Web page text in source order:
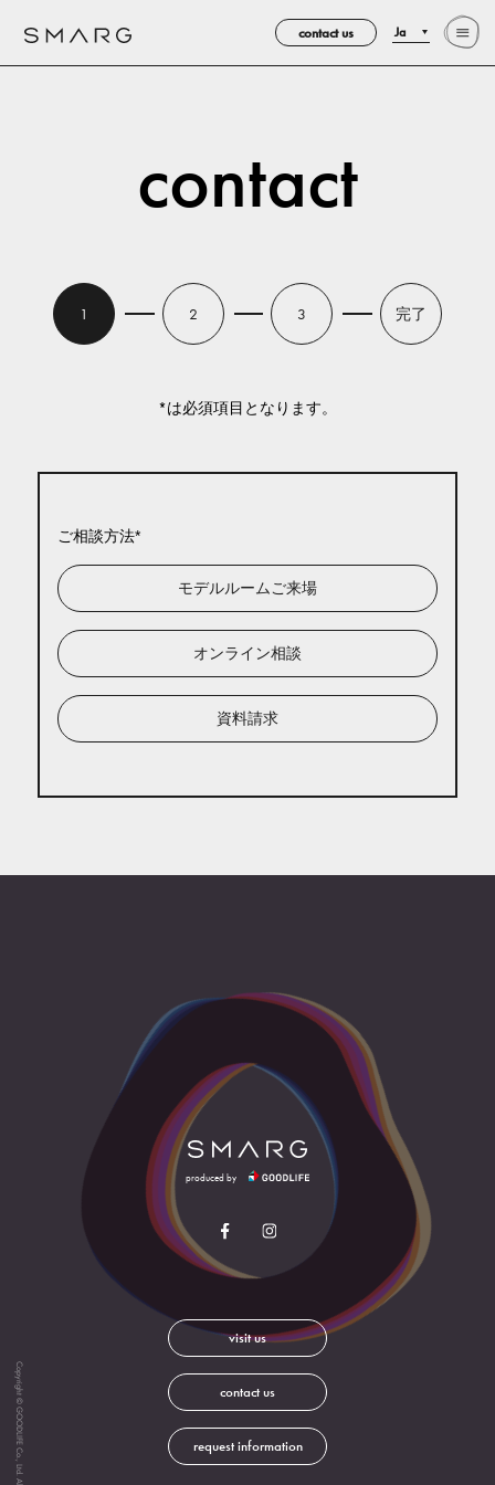
contact us Ja
contact
1 2 3 完了
*は必須項目となります。
ご相談方法
モデルルームご来場
オンライン相談
資料請求
produced by
visit us
contact us
request information